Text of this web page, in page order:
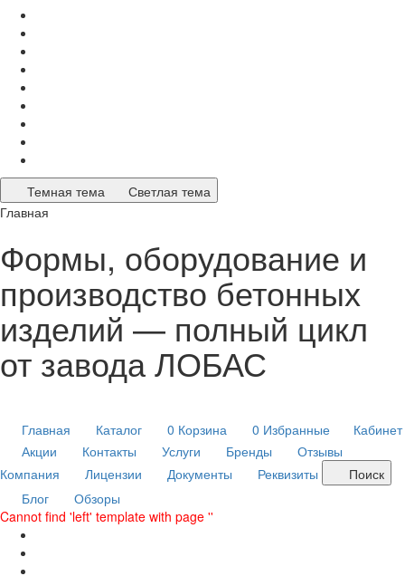
Темная тема
Светлая тема
Главная
Формы, оборудование и
производство бетонных
изделий — полный цикл
от завода ЛОБАС
Главная Каталог 0 Корзина 0 Избранные
Кабинет
Акции
Контакты Услуги Бренды
Отзывы
Компания
Лицензии Документы Реквизиты
Поиск
Блог
Обзоры
Cannot find 'left' template with page ''